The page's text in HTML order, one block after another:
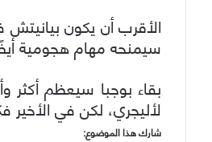
الأقرب أن يكون
سيمنحه مهام هجومية
بقاء بوجبا سيعظم
لأليجري، لكن في
شارك هذا الموضوع: